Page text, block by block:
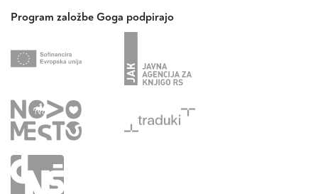
Program založbe Goga podpirajo